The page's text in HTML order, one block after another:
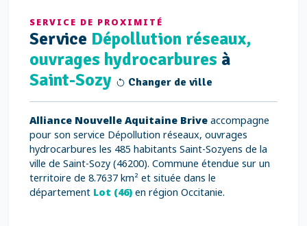
SERVICE DE PROXIMITÉ
Service Dépollution réseaux,
ouvrages hydrocarbures à
Saint-Sozy
Changer de ville
Alliance Nouvelle Aquitaine Brive accompagne
pour son service Dépollution réseaux, ouvrages
hydrocarbures les 485 habitants Saint-Sozyens de la
ville de Saint-Sozy (46200). Commune étendue sur un
territoire de 8.7637 km² et située dans le
département Lot (46) en région Occitanie.